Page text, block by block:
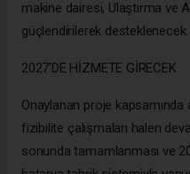
makine dairesi, Ulaştırma ve
güçlendirilerek desteklenecek.
2027’DE HİZMETE GİRECEK
Onaylanan proje
fizibilite çalışmaları halen
sonunda tamamlanması ve